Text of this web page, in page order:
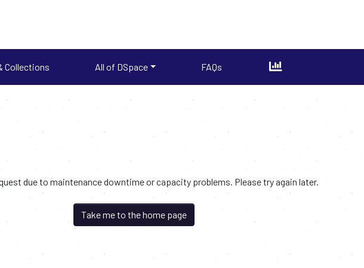
Collections All of DSpace FAQs
due to maintenance downtime or capacity problems. Please try again later.
Take me to the home page